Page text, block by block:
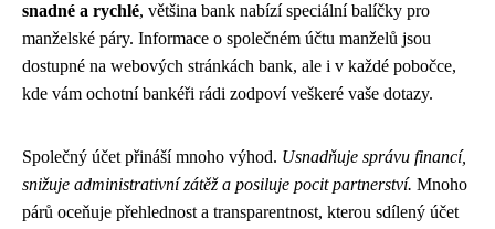
snadné a rychlé, většina bank nabízí speciální balíčky pro
manželské páry. Informace o společném účtu manželů jsou
dostupné na webových stránkách bank, ale i v každé pobočce,
kde vám ochotní bankéři rádi zodpoví veškeré vaše dotazy.
Společný účet přináší mnoho výhod. Usnadňuje správu financí,
snižuje administrativní zátěž a posiluje pocit partnerství. Mnoho
párů oceňuje přehlednost a transparentnost, kterou sdílený účet